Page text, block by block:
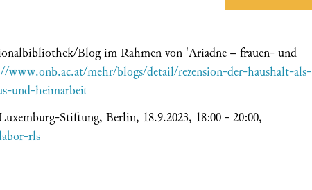
Blog im Rahmen von 'Ariadne – frauen- und
www.onb.ac.at/mehr/blogs/detail/rezension-der-haushalt-als-
und-heimarbeit
Stiftung, Berlin, 18.9.2023, 18:00 - 20:00,
rls